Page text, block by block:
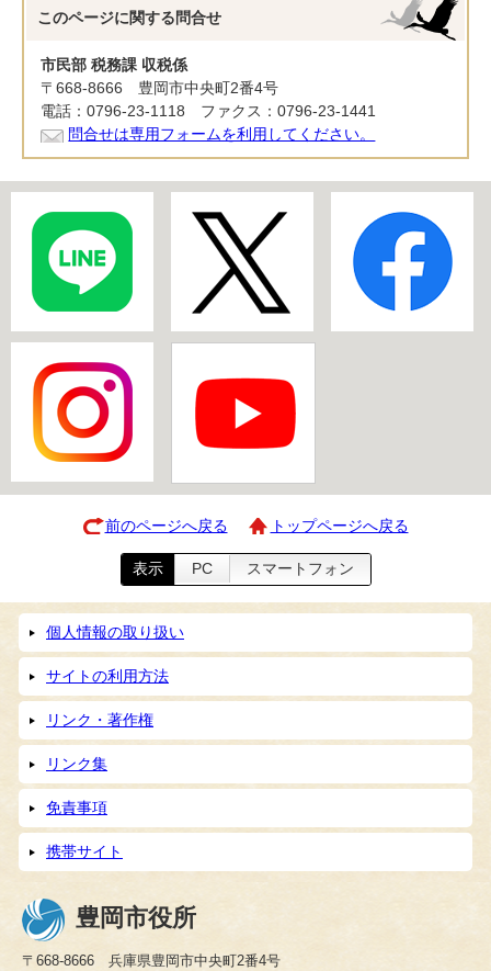
このページに関する 問合せ
市民部 税務課 収税係
〒668-8666 豊岡市中央町2番4号
電話：0796-23-1118 ファクス：0796-23-1441
問合せは専用フォームを利用してください。
前のページへ戻る トップページへ戻る
表示 PC スマートフォン
個人情報の取り扱い
サイトの利用方法
リンク・著作権
リンク集
免責事項
携帯サイト
豊岡市役所
〒668-8666 兵庫県豊岡市中央町2番4号